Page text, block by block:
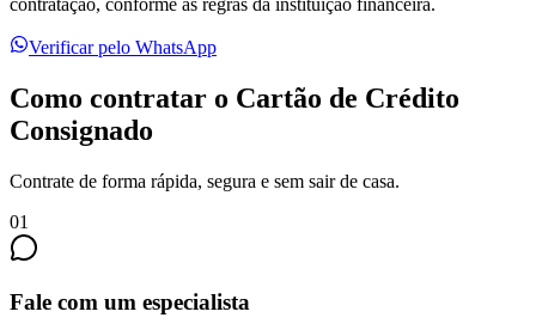
contratação, conforme as regras da instituição financeira.
Verificar pelo WhatsApp
Como contratar o Cartão de Crédito
Consignado
Contrate de forma rápida, segura e sem sair de casa.
01
Fale com um especialista